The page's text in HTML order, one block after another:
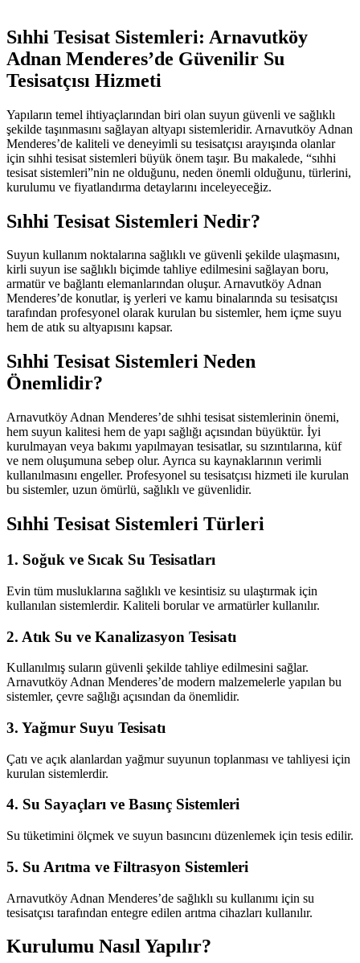
Sıhhi Tesisat Sistemleri: Arnavutköy
Adnan Menderes’de Güvenilir Su
Tesisatçısı Hizmeti
Yapıların temel ihtiyaçlarından biri olan suyun güvenli ve sağlıklı
şekilde taşınmasını sağlayan altyapı sistemleridir. Arnavutköy Adnan
Menderes’de kaliteli ve deneyimli su tesisatçısı arayışında olanlar
için sıhhi tesisat sistemleri büyük önem taşır. Bu makalede, “sıhhi
tesisat sistemleri”nin ne olduğunu, neden önemli olduğunu, türlerini,
kurulumu ve fiyatlandırma detaylarını inceleyeceğiz.
Sıhhi Tesisat Sistemleri Nedir?
Suyun kullanım noktalarına sağlıklı ve güvenli şekilde ulaşmasını,
kirli suyun ise sağlıklı biçimde tahliye edilmesini sağlayan boru,
armatür ve bağlantı elemanlarından oluşur. Arnavutköy Adnan
Menderes’de konutlar, iş yerleri ve kamu binalarında su tesisatçısı
tarafından profesyonel olarak kurulan bu sistemler, hem içme suyu
hem de atık su altyapısını kapsar.
Sıhhi Tesisat Sistemleri Neden
Önemlidir?
Arnavutköy Adnan Menderes’de sıhhi tesisat sistemlerinin önemi,
hem suyun kalitesi hem de yapı sağlığı açısından büyüktür. İyi
kurulmayan veya bakımı yapılmayan tesisatlar, su sızıntılarına, küf
ve nem oluşumuna sebep olur. Ayrıca su kaynaklarının verimli
kullanılmasını engeller. Profesyonel su tesisatçısı hizmeti ile kurulan
bu sistemler, uzun ömürlü, sağlıklı ve güvenlidir.
Sıhhi Tesisat Sistemleri Türleri
1. Soğuk ve Sıcak Su Tesisatları
Evin tüm musluklarına sağlıklı ve kesintisiz su ulaştırmak için
kullanılan sistemlerdir. Kaliteli borular ve armatürler kullanılır.
2. Atık Su ve Kanalizasyon Tesisatı
Kullanılmış suların güvenli şekilde tahliye edilmesini sağlar.
Arnavutköy Adnan Menderes’de modern malzemelerle yapılan bu
sistemler, çevre sağlığı açısından da önemlidir.
3. Yağmur Suyu Tesisatı
Çatı ve açık alanlardan yağmur suyunun toplanması ve tahliyesi için
kurulan sistemlerdir.
4. Su Sayaçları ve Basınç Sistemleri
Su tüketimini ölçmek ve suyun basıncını düzenlemek için tesis edilir.
5. Su Arıtma ve Filtrasyon Sistemleri
Arnavutköy Adnan Menderes’de sağlıklı su kullanımı için su
tesisatçısı tarafından entegre edilen arıtma cihazları kullanılır.
Kurulumu Nasıl Yapılır?